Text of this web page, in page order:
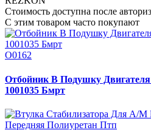
Стоимость доступна после
С этим товаром часто покупают
О0162
Отбойник В Подушку
1001035 Бмрт